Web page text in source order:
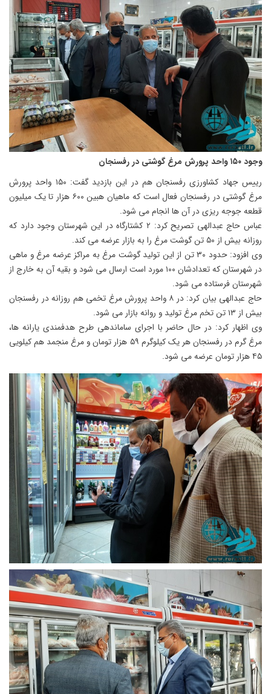
وجود ۱۵۰ واحد پرورش مرغ گوشتی در رفسنجان
رییس جهاد کشاورزی رفسنجان هم در این بازدید گفت: ۱۵۰ واحد پرورش
مرغ گوشتی در رفسنجان فعال است که ماهیان هبین ۶۰۰ هزار تا یک میلیون
قطعه جوجه ریزی در آن ها انجام می شود.
عباس حاج عبدالهی تصریح کرد: ۲ کشتارگاه در این شهرستان وجود دارد که
روزانه بیش از ۵۰ تن گوشت مرغ را به بازار عرضه می کند.
وی افزود: حدود ۳۰ تن از این تولید گوشت مرغ به مراکز عرضه مرغ و ماهی
در شهرستان که تعدادشان ۱۰۰ مورد است ارسال می شود و بقیه آن به خارج از
شهرستان فرستاده می شود.
حاج عبدالهی بیان کرد: در ۸ واحد پرورش مرغ تخمی هم روزانه در رفسنجان
بیش از ۱۳ تن تخم مرغ تولید و روانه بازار می شود.
وی اظهار کرد: در حال حاضر با اجرای ساماندهی طرح هدفمندی یارانه ها،
مرغ گرم در رفسنجان هر یک کیلوگرم ۵۹ هزار تومان و مرغ منجمد هم کیلویی
۴۵ هزار تومان عرضه می شود.